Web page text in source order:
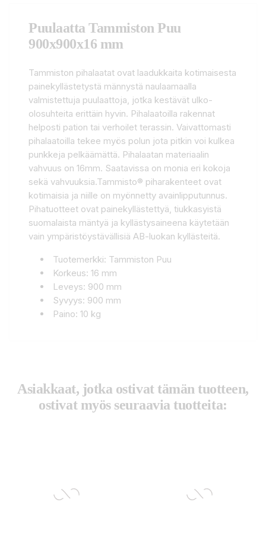
Puulaatta Tammiston Puu
900x900x16 mm
Tammiston pihalaatat ovat laadukkaita kotimaisesta
painekyllästetystä männystä naulaamaalla
valmistettuja puulaattoja, jotka kestävät ulko-
olosuhteita erittäin hyvin. Pihalaatoilla rakennat
helposti pation tai verhoilet terassin. Vaivattomasti
pihalaatoilla tekee myös polun jota pitkin voi kulkea
punkkeja pelkäämättä. Pihalaatan materiaalin
vahvuus on 16mm. Saatavissa on monia eri kokoja
sekä vahvuuksia.Tammisto® piharakenteet ovat
kotimaisia ja niille on myönnetty avainlipputunnus.
Pihatuotteet ovat painekyllästettyä, tiukkasyistä
suomalaista mäntyä ja kyllästysaineena käytetään
vain ympäristöystävällisiä AB-luokan kyllästeitä.
Tuotemerkki: Tammiston Puu
Korkeus: 16 mm
Leveys: 900 mm
Syvyys: 900 mm
Paino: 10 kg
Asiakkaat, jotka ostivat tämän tuotteen,
ostivat myös seuraavia tuotteita: